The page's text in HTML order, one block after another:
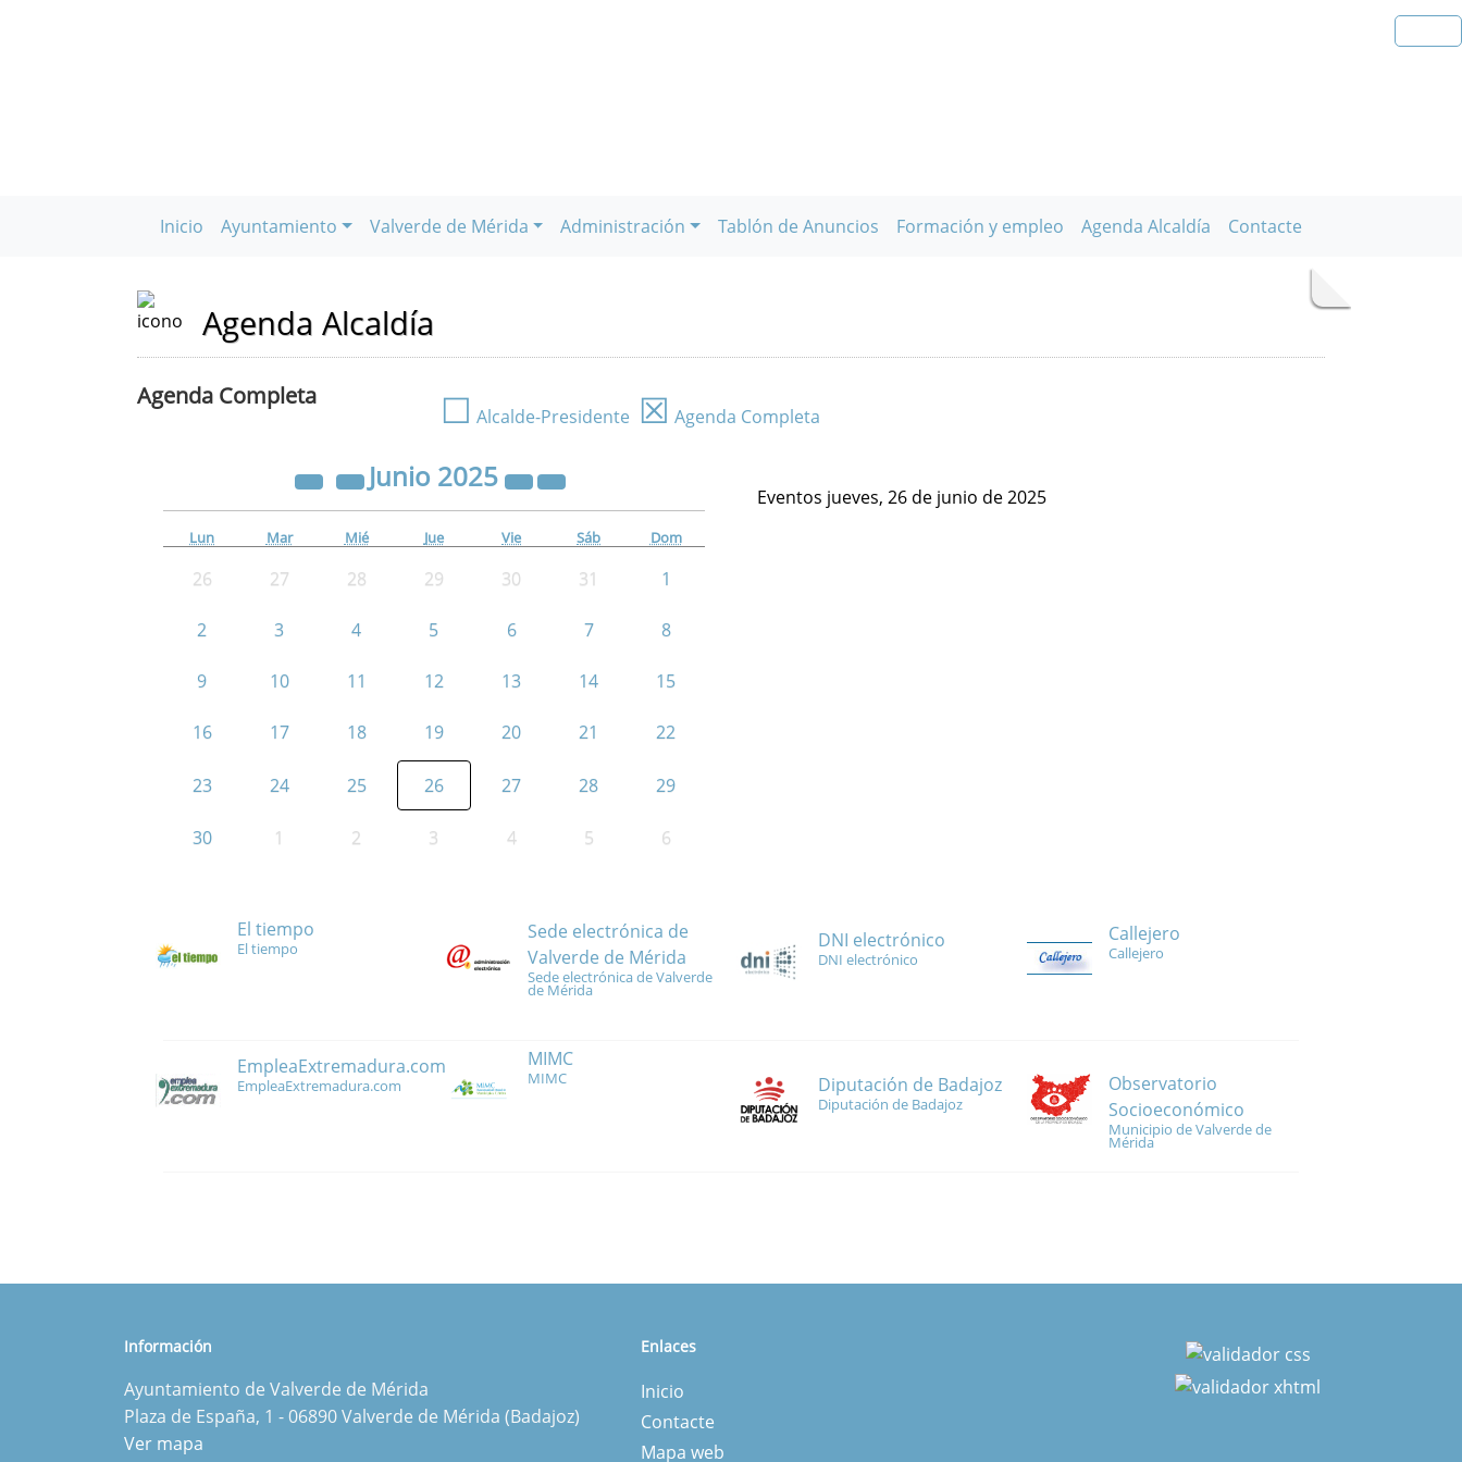
Inicio Ayuntamiento Valverde de Mérida Administración Tablón de Anuncios Formación y empleo Agenda Alcaldía Contacte
Agenda Alcaldía
Agenda Completa ☐ Alcalde-Presidente ☒ Agenda Completa
Junio 2025
Lun Mar Mié Jue Vie Sáb Dom
26 27 28 29 30 31 1
2 3 4 5 6 7 8
9 10 11 12 13 14 15
16 17 18 19 20 21 22
23 24 25 26 27 28 29
30 1 2 3 4 5 6
Eventos jueves, 26 de junio de 2025
El tiempo
El tiempo
Sede electrónica de
Valverde de Mérida
Sede electrónica de Valverde
de Mérida
DNI electrónico
DNI electrónico
Callejero
Callejero
EmpleaExtremadura.com
EmpleaExtremadura.com
MIMC
MIMC Diputación de Badajoz
Diputación de Badajoz
Observatorio
Socioeconómico
Municipio de Valverde de
Mérida
Información
Ayuntamiento de Valverde de Mérida
Plaza de España, 1 - 06890 Valverde de Mérida (Badajoz)
Ver mapa
Enlaces
Inicio
Contacte
Mapa web